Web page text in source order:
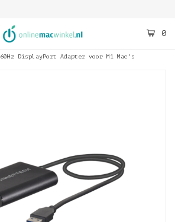
0
DisplayPort Adapter voor M1 Mac's